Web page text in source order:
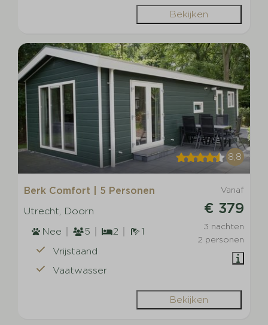
Bekijken
8,8
Vanaf
€ 379
3 nachten
2 personen
Berk Comfort | 5 Personen
Utrecht, Doorn
Nee
5 2
1
Vrijstaand
Vaatwasser
Bekijken